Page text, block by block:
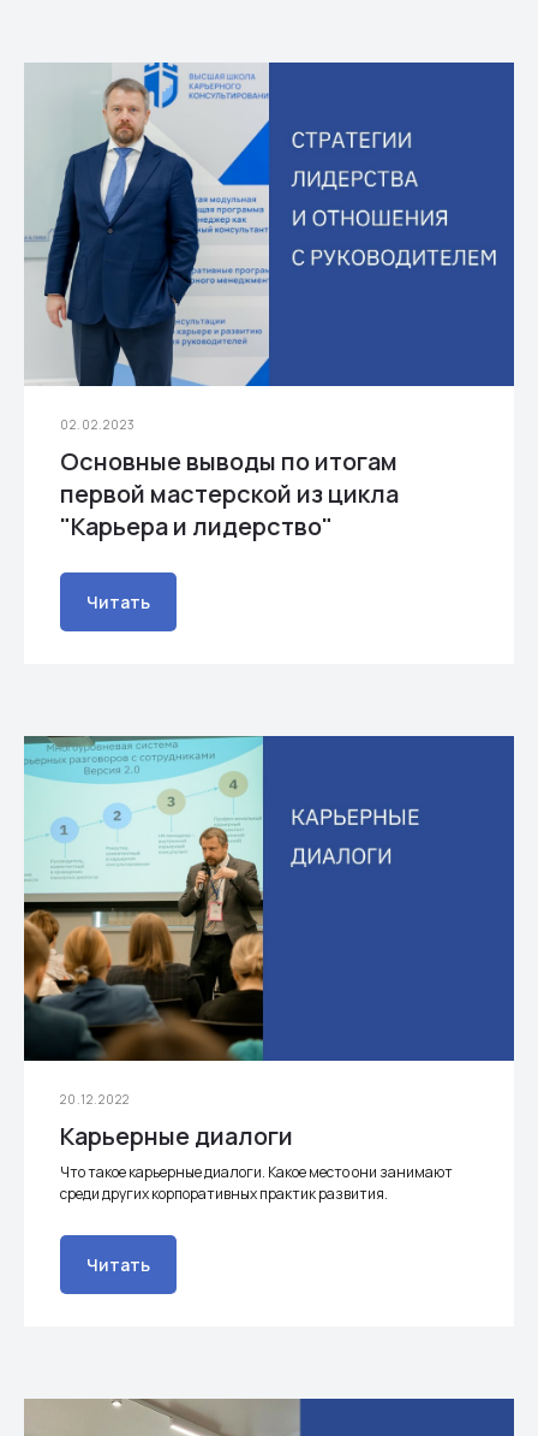
02.02.2023
Основные выводы по итогам
первой мастерской из цикла
"Карьера и лидерство"
Читать
20.12.2022
Карьерные диалоги
Что такое карьерные диалоги. Какое место они занимают
среди других корпоративных практик развития.
Читать